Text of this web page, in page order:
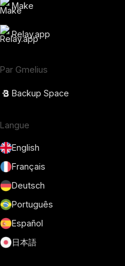
Make
Relay.app
Par Gmelius
Backup Space
Langue
English
Français
Deutsch
Português
Español
日本語